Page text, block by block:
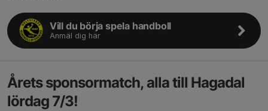
Vill du börja spela handboll
Anmäl dig här
Årets sponsormatch, alla till Hagadal
lördag 7/3!